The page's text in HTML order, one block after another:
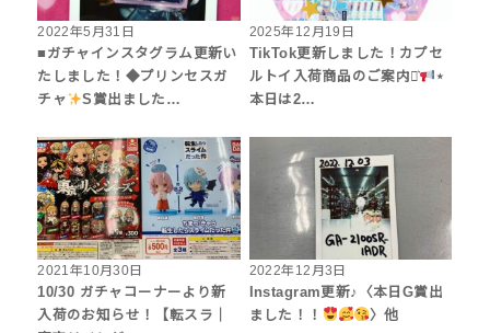
2022年5月31日
■ガチャインスタグラム更新い
たしました！◆プリンセスガ
チャ
S賞出ました…
2025年12月19日
TikTok更新しました！カプセ
ルトイ入荷商品のご案内⋆͛
⋆
本日は2…
2021年10月30日
10/30 ガチャコーナーより新
入荷のお知らせ！【転スラ｜
2022年12月3日
Instagram更新♪〈本日G賞出
ました！！
〉他